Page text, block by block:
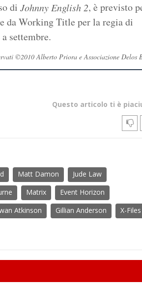
di Johnny English 2, è previsto
da Working Title per la regia di
settembre.
©2010 Alberto Priora e Associazione Delos
Questo articolo ti è
Matt Damon
Jude Law
Matrix
Event Horizon
Atkinson Gillian Anderson
X-Files